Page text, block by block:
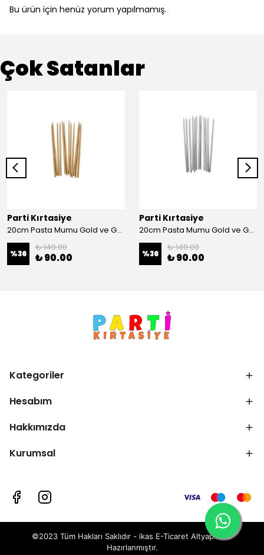
Bu ürün için henüz yorum yapılmamış.
Çok Satanlar
Parti Kırtasiye
20cm Pasta Mumu Gold ve Gümüş - Gold
%36
₺ 140.00
₺ 90.00
Parti Kırtasiye
20cm Pasta Mumu Gold ve Gümüş - Gümüş
%36
₺ 140.00
₺ 90.00
Kategoriler
Hesabım
Hakkımızda
Kurumsal
©2023 Tüm Hakları Saklıdır - ikas E-Ticaret Altyapısı ile
Hazırlanmıştır.